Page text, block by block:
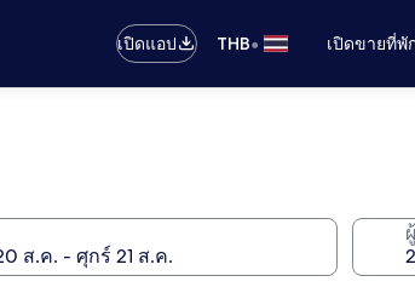
เปิดแอป
THB• เปิดขายที่